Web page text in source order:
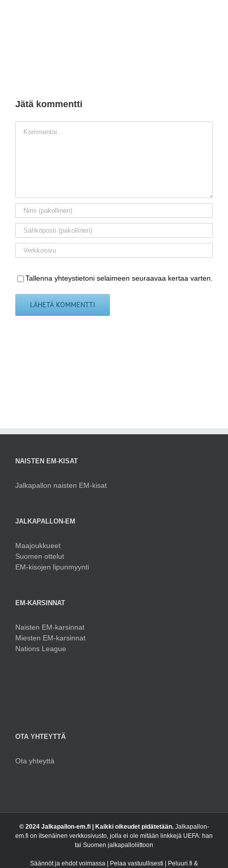
Jätä kommentti
Tallenna yhteystietoni selaimeen seuraavaa kertaa varten.
NAISTEN EM-KISAT
Jalkapallon naisten EM-kisat
JALKAPALLON-EM
Maajoukkueet
Suomen ottelut
EM-kisojen lipunmyynti
EM-KARSINNAT
Naisten EM-karsinnat
Miesten EM-karsinnat
Nations League
OTA YHTEYTTÄ
Ota yhteyttä
© 2024 Jalkapallon-em.fi | Kaikki oikeudet pidätetään.Jalkapallon-
em.fi on itsenäinen verkkosivusto, jolla ei ole mitään linkkejä UEFA: han
tai Suomen jalkapalloliittoon
Säännöt ja ehdot voimassa | Pelaa vastuullisesti | Peluuri.fi &